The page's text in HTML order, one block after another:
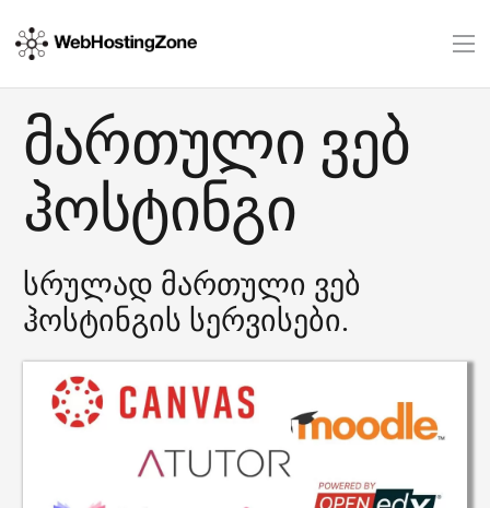
მართული ვებ
ჰოსტინგი
სრულად მართული ვებ
ჰოსტინგის სერვისები.